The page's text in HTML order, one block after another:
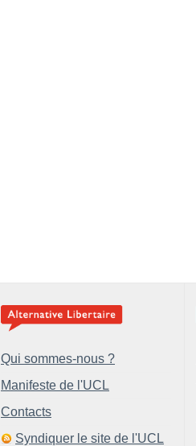
Qui sommes-nous ?
Manifeste de l'UCL
Contacts
Syndiquer le site de l'UCL